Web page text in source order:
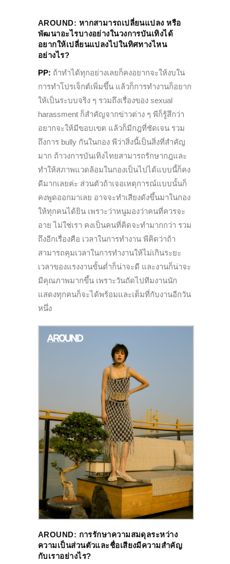
AROUND: หากสามารถเปลี่ยนแปลง หรือ
พัฒนาอะไรบางอย่างในวงการบันเทิงได้
อยากให้เปลี่ยนแปลงไปในทิศทางไหน
อย่างไร?
PP: ถ้าทำได้ทุกอย่างเลยก็คงอยากจะให้งบใน
การทำโปรเจ็กต์เพิ่มขึ้น แล้วก็การทำงานก็อยาก
ให้เป็นระบบจริง ๆ รวมถึงเรื่องของ sexual
harassment ก็สำคัญจากข่าวต่าง ๆ พีก็รู้สึกว่า
อยากจะให้มีขอบเขต แล้วก็มีกฎที่ชัดเจน รวม
ถึงการ bully กันในกอง พีว่าสิ่งนี้เป็นสิ่งที่สำคัญ
มาก ถ้าวงการบันเทิงไทยสามารถรักษากฎและ
ทำให้สภาพแวดล้อมในกองเป็นไปได้แบบนี้ก็คง
ดีมากเลยค่ะ ส่วนตัวถ้าเจอเหตุการณ์แบบนั้นก็
คงพูดออกมาเลย อาจจะทำเสียงดังขึ้นมาในกอง
ให้ทุกคนได้ยิน เพราะว่าหนูมองว่าคนที่ควรจะ
อาย ไม่ใช่เรา คงเป็นคนที่คิดจะทำมากกว่า รวม
ถึงอีกเรื่องคือ เวลาในการทำงาน พีคิดว่าถ้า
สามารถคุมเวลาในการทำงานให้ไม่เกินระยะ
เวลาของแรงงานขั้นต่ำก็น่าจะดี และงานก็น่าจะ
มีคุณภาพมากขึ้น เพราะวันถัดไปทีมงานนัก
แสดงทุกคนก็จะได้พร้อมและเต็มที่กับงานอีกวัน
หนึ่ง
AROUND: การรักษาความสมดุลระหว่าง
ความเป็นส่วนตัวและชื่อเสียงมีความสำคัญ
กับเราอย่างไร?